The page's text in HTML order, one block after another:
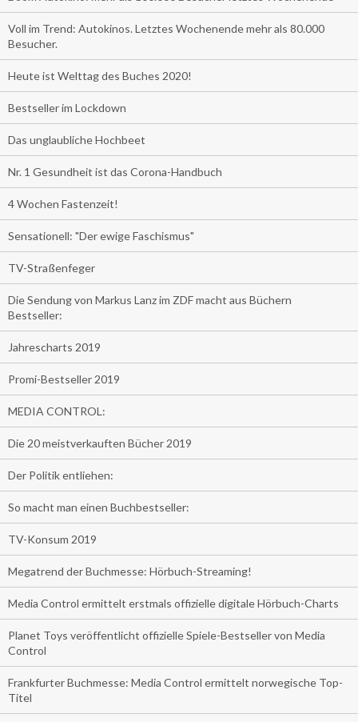
Voll im Trend: Autokinos. Letztes Wochenende mehr als 80.000
Besucher.
Heute ist Welttag des Buches 2020!
Bestseller im Lockdown
Das unglaubliche Hochbeet
Nr. 1 Gesundheit ist das Corona-Handbuch
4 Wochen Fastenzeit!
Sensationell: "Der ewige Faschismus"
TV-Straßenfeger
Die Sendung von Markus Lanz im ZDF macht aus Büchern
Bestseller:
Jahrescharts 2019
Promi-Bestseller 2019
MEDIA CONTROL:
Die 20 meistverkauften Bücher 2019
Der Politik entliehen:
So macht man einen Buchbestseller:
TV-Konsum 2019
Megatrend der Buchmesse: Hörbuch-Streaming!
Media Control ermittelt erstmals offizielle digitale Hörbuch-Charts
Planet Toys veröffentlicht offizielle Spiele-Bestseller von Media
Control
Frankfurter Buchmesse: Media Control ermittelt norwegische Top-
Titel